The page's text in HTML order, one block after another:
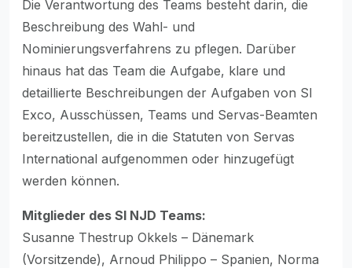
Die Verantwortung des Teams besteht darin, die
Beschreibung des Wahl- und
Nominierungsverfahrens zu pflegen. Darüber
hinaus hat das Team die Aufgabe, klare und
detaillierte Beschreibungen der Aufgaben von SI
Exco, Ausschüssen, Teams und Servas-Beamten
bereitzustellen, die in die Statuten von Servas
International aufgenommen oder hinzugefügt
werden können.
Mitglieder des SI NJD Teams:
Susanne Thestrup Okkels – Dänemark
(Vorsitzende), Arnoud Philippo – Spanien, Norma